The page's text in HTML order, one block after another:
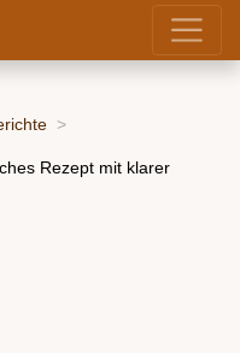
Rezept mit klarer